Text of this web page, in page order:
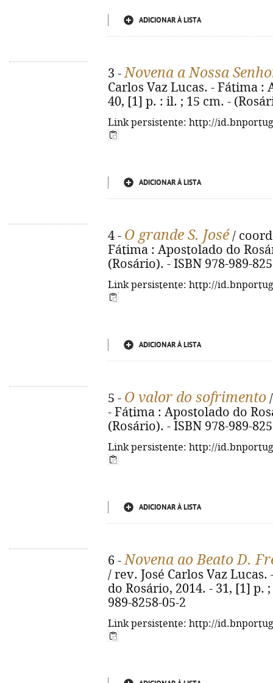
ADICIONAR À LISTA
3 -Novena a Nossa
Carlos Vaz Lucas. - Fátima :
40, [1] p. : il. ; 15 cm. -
Link persistente: http://
ADICIONAR À LISTA
4 - O grande S. José /
Fátima : Apostolado do
(Rosário). - ISBN 978-989-
Link persistente: http://
ADICIONAR À LISTA
5 - O valor do sofrimento
- Fátima : Apostolado do
(Rosário). - ISBN 978-989-
Link persistente: http://
ADICIONAR À LISTA
6 -Novena ao Beato D.
/ rev. José Carlos Vaz
do Rosário, 2014. - 31, [1] p.
989-8258-05-2
Link persistente: http://